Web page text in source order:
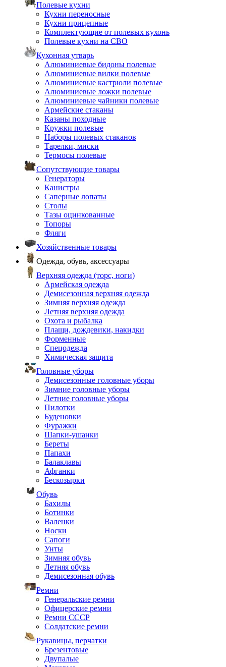
Полевые кухни
Кухни переносные
Кухни прицепные
Комплектующие от полевых кухонь
Полевые кухни на СВО
Кухонная утварь
Алюминиевые бидоны полевые
Алюминиевые вилки полевые
Алюминиевые кастрюли полевые
Алюминиевые ложки полевые
Алюминиевые чайники полевые
Армейские стаканы
Казаны походные
Кружки полевые
Наборы полевых стаканов
Тарелки, миски
Термосы полевые
Сопутствующие товары
Генераторы
Канистры
Саперные лопаты
Столы
Тазы оцинкованные
Топоры
Фляги
Хозяйственные товары
Одежда, обувь, аксессуары
Верхняя одежда (торс, ноги)
Армейская одежда
Демисезонная верхняя одежда
Зимняя верхняя одежда
Летняя верхняя одежда
Охота и рыбалка
Плащи, дождевики, накидки
Форменные
Спецодежда
Химическая защита
Головные уборы
Демисезонные головные уборы
Зимние головные уборы
Летние головные уборы
Пилотки
Буденовки
Фуражки
Шапки-ушанки
Береты
Папахи
Балаклавы
Афганки
Бескозырки
Обувь
Бахилы
Ботинки
Валенки
Носки
Сапоги
Унты
Зимняя обувь
Летняя обувь
Демисезонная обувь
Ремни
Генеральские ремни
Офицерские ремни
Ремни СССР
Солдатские ремни
Рукавицы, перчатки
Брезентовые
Двупалые